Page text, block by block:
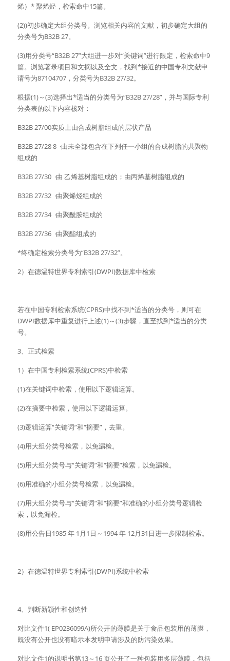
烯）* 聚烯烃，检索命中15篇。
(2))初步确定大组分类号。浏览相关内容的文献，初步确定大组的
分类号为B32B 27。
(3)用分类号“B32B 27”大组进一步对“关键词”进行限定，检索命中9
篇。浏览著录项目和文摘以及全文，找到*接近的中国专利文献申
请号为87104707，分类号为B32B 27/32。
根据(1)～(3)选择出*适当的分类号为“B32B 27/28”，并与国际专利
分类表的以下内容核对：
B32B 27/00实质上由合成树脂组成的层状产品
B32B 27/28 8  ·由未全部包含在下列任一小组的合成树脂的共聚物
组成的
B32B 27/30  ·由 乙烯基树脂组成的；由丙烯基树脂组成的
B32B 27/32  ·由聚烯烃组成的
B32B 27/34  ·由聚酰胺组成的
B32B 27/36  ·由聚酯组成的
*终确定检索分类号为“B32B 27/32”。
2）在德温特世界专利索引(DWPI)数据库中检索
若在中国专利检索系统(CPRS)中找不到*适当的分类号，则可在
DWPI数据库中重复进行上述(1)～(3)步骤，直至找到*适当的分类
号。
3、正式检索
1）在中国专利检索系统(CPRS)中检索
(1)在关键词中检索，使用以下逻辑运算。
(2)在摘要中检索，使用以下逻辑运算。
(3)逻辑运算“关键词”和“摘要”，去重。
(4)用大组分类号检索，以免漏检。
(5)用大组分类号与“关键词”和“摘要”检索，以免漏检。
(6)用准确的小组分类号检索，以免漏检。
(7)用大组分类号与“关键词”和“摘要”和准确的小组分类号逻辑检
索，以免漏检。
(8)用公告日1985 年 1月1日～1994 年 12月31日进一步限制检索。
2）在德温特世界专利索引(DWPI)系统中检索
4、判断新颖性和创造性
对比文件1( EP0236099A)所公开的薄膜是关于食品包装用的薄膜，
既没有公开也没有暗示本发明申请涉及的防污染效果。
对比文件1的说明书第13～16 页公开了一种包装用多层薄膜，包括